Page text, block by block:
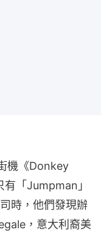
機《Donkey
「Jumpman」
時，他們發現辦
，意大利裔美